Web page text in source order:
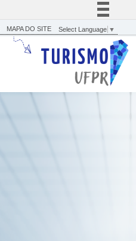
Simplifique!
Comunica BR
Participe
Acesso à informação
MAPA DO SITE Select Language ▼